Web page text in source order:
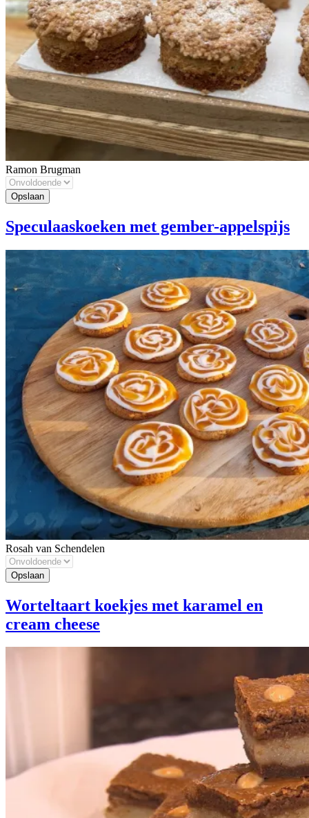
Ramon Brugman
Speculaaskoeken met gember-appelspijs
Rosah van Schendelen
Worteltaart koekjes met karamel en
cream cheese